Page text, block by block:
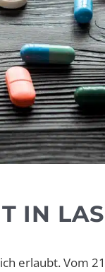
IN
erlaubt. Vom